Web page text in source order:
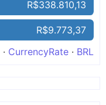
R$338.810,13
R$9.773,37
CurrencyRate · BRL